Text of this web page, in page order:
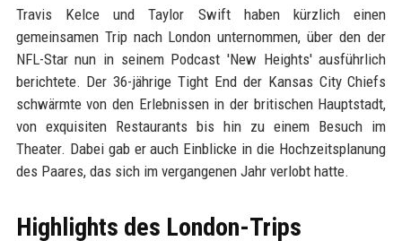
Travis Kelce und Taylor Swift haben kürzlich einen
gemeinsamen Trip nach London unternommen, über den der
NFL-Star nun in seinem Podcast 'New Heights' ausführlich
berichtete. Der 36-jährige Tight End der Kansas City Chiefs
schwärmte von den Erlebnissen in der britischen Hauptstadt,
von exquisiten Restaurants bis hin zu einem Besuch im
Theater. Dabei gab er auch Einblicke in die Hochzeitsplanung
des Paares, das sich im vergangenen Jahr verlobt hatte.
Highlights des London-Trips